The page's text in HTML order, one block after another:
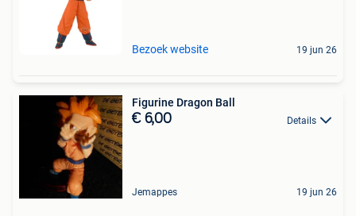
Bezoek website 19 jun 26
Figurine Dragon Ball
€ 6,00 Details
Jemappes 19 jun 26